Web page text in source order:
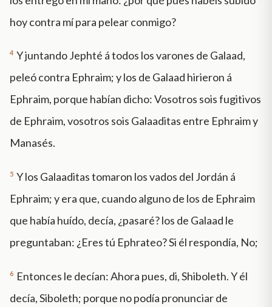
hoy contra mí para pelear conmigo?
4 Y juntando Jephté á todos los varones de Galaad,
peleó contra Ephraim; y los de Galaad hirieron á
Ephraim, porque habían dicho: Vosotros sois fugitivos
de Ephraim, vosotros sois Galaaditas entre Ephraim y
Manasés.
5 Y los Galaaditas tomaron los vados del Jordán á
Ephraim; y era que, cuando alguno de los de Ephraim
que había huído, decía, ¿pasaré? los de Galaad le
preguntaban: ¿Eres tú Ephrateo? Si él respondía, No;
6 Entonces le decían: Ahora pues, di, Shiboleth. Y él
decía, Siboleth; porque no podía pronunciar de